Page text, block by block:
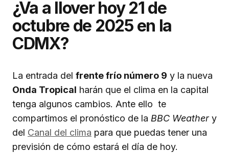
¿Va a llover hoy 21 de
octubre de 2025 en la
CDMX?
La entrada del frente frío número 9 y la nueva
Onda Tropical harán que el clima en la capital
tenga algunos cambios. Ante ello te
compartimos el pronóstico de la BBC Weathery
del Canal del clima para que puedas tener una
previsión de cómo estará el día de hoy.